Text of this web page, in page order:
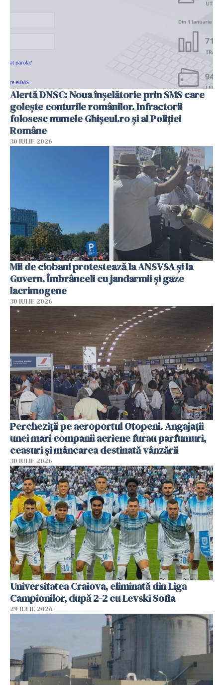
Alertă DNSC: Noua înșelătorie prin SMS care
golește conturile românilor. Infractorii
folosesc numele Ghișeul.ro și al Poliției
Române
30 IULIE 2026
Mii de ciobani protestează la ANSVSA și la
Guvern. Îmbrânceli cu jandarmii și gaze
lacrimogene
30 IULIE 2026
Percheziții pe aeroportul Otopeni. Angajații
unei mari companii aeriene furau parfumuri,
ceasuri și mâncarea destinată vânzării
30 IULIE 2026
Universitatea Craiova, eliminată din Liga
Campionilor, după 2-2 cu Levski Sofia
29 IULIE 2026